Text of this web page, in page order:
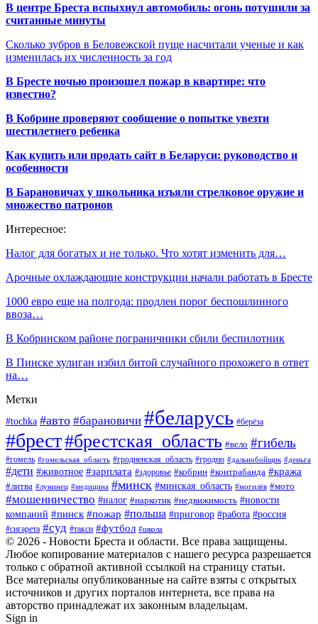
В центре Бреста вспыхнул автомобиль: огонь потушили за
считанные минуты
Сколько зубров в Беловежской пуще насчитали ученые и как
изменилась их численность за год
В Бресте ночью произошел пожар в квартире: что
известно?
В Кобрине проверяют сообщение о попытке увезти
шестилетнего ребенка
Как купить или продать сайт в Беларуси: руководство и
особенности
В Барановичах у школьника изъяли стрелковое оружие и
множество патронов
Интересное:
Налог для богатых и не только. Что хотят изменить для…
Арочные охлаждающие конструкции начали работать в Бресте
1000 евро еще на полгода: продлен порог беспошлинного
ввоза…
В Кобринском районе пограничники сбили беспилотник
В Пинске хулиган избил битой случайного прохожего в ответ
на…
Метки
#tochka #авто #барановичи #беларусь #берёза
#брест#брестская_область #вело #гибель
#гомель #гомельская_область #гродненская_область #гродно #дальнобойщик #деньга
#дети #животное #зарплата #здоровье #кобрин #контрабанда #кража
#литва #лунинец #медицина #минск #минская_область #могилёв #мото
#мошенничество #налог #наркотик #недвижимость #новости
компаний #пинск #пожар #польша #приговор #работа #россия
#сигарета #суд #такси #футбол #школа
© 2026 - Новости Бреста и области. Все права защищены.
Любое копирование материалов с нашего ресурса разрешается
только с обратной активной ссылкой на страницу статьи.
Все материалы опубликованные на сайте взяты с открытых
источников и других порталов интернета, все права на
авторство принадлежат их законным владельцам.
Sign in